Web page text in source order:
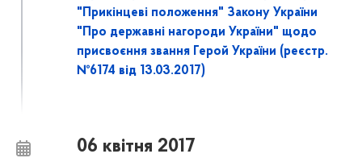
"Прикінцеві положення" Закону України
"Про державні нагороди України" щодо
присвоєння звання Герой України (реєстр.
№6174 від 13.03.2017)
06 квітня 2017